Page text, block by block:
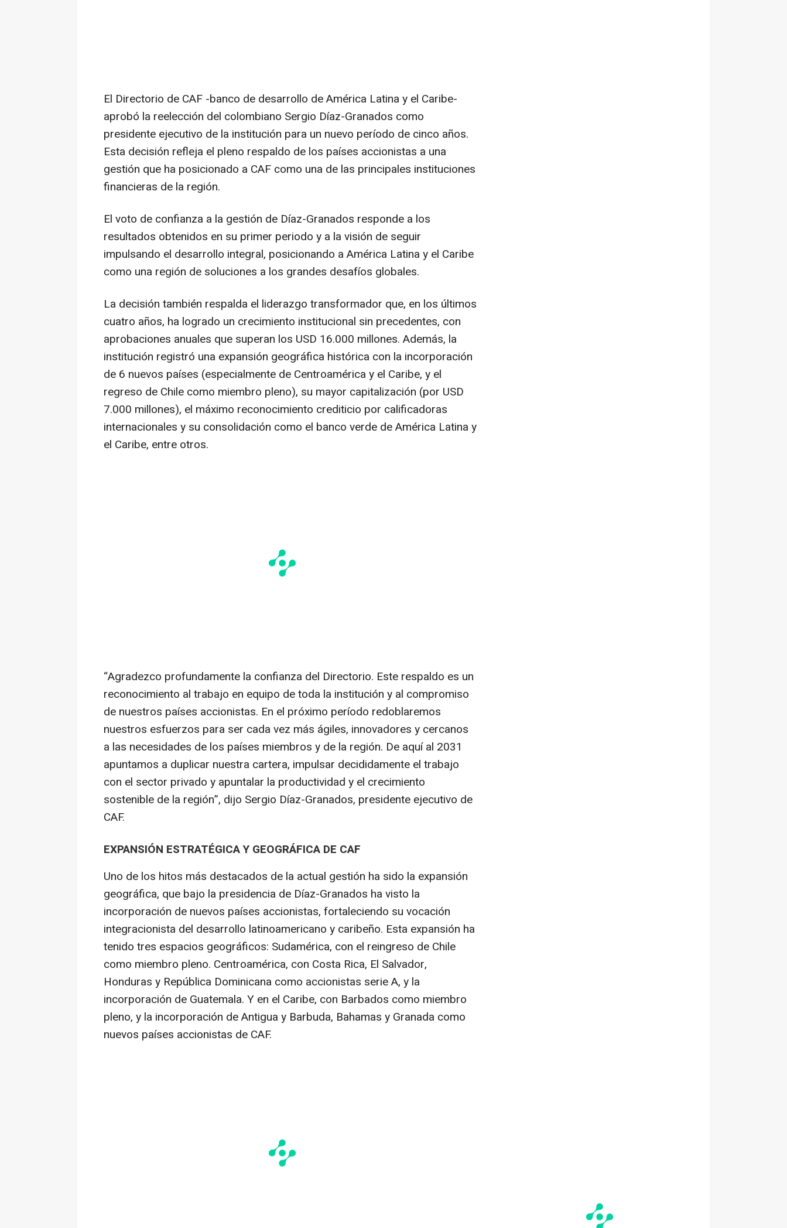
El Directorio de CAF -banco de desarrollo de América Latina y el Caribe-
aprobó la reelección del colombiano Sergio Díaz-Granados como
presidente ejecutivo de la institución para un nuevo período de cinco años.
Esta decisión refleja el pleno respaldo de los países accionistas a una
gestión que ha posicionado a CAF como una de las principales instituciones
financieras de la región.
El voto de confianza a la gestión de Díaz-Granados responde a los
resultados obtenidos en su primer periodo y a la visión de seguir
impulsando el desarrollo integral, posicionando a América Latina y el Caribe
como una región de soluciones a los grandes desafíos globales.
La decisión también respalda el liderazgo transformador que, en los últimos
cuatro años, ha logrado un crecimiento institucional sin precedentes, con
aprobaciones anuales que superan los USD 16.000 millones. Además, la
institución registró una expansión geográfica histórica con la incorporación
de 6 nuevos países (especialmente de Centroamérica y el Caribe, y el
regreso de Chile como miembro pleno), su mayor capitalización (por USD
7.000 millones), el máximo reconocimiento crediticio por calificadoras
internacionales y su consolidación como el banco verde de América Latina y
el Caribe, entre otros.
“Agradezco profundamente la confianza del Directorio. Este respaldo es un
reconocimiento al trabajo en equipo de toda la institución y al compromiso
de nuestros países accionistas. En el próximo período redoblaremos
nuestros esfuerzos para ser cada vez más ágiles, innovadores y cercanos
a las necesidades de los países miembros y de la región. De aquí al 2031
apuntamos a duplicar nuestra cartera, impulsar decididamente el trabajo
con el sector privado y apuntalar la productividad y el crecimiento
sostenible de la región”, dijo Sergio Díaz-Granados, presidente ejecutivo de
CAF.
EXPANSIÓN ESTRATÉGICA Y GEOGRÁFICA DE CAF
Uno de los hitos más destacados de la actual gestión ha sido la expansión
geográfica, que bajo la presidencia de Díaz-Granados ha visto la
incorporación de nuevos países accionistas, fortaleciendo su vocación
integracionista del desarrollo latinoamericano y caribeño. Esta expansión ha
tenido tres espacios geográficos: Sudamérica, con el reingreso de Chile
como miembro pleno. Centroamérica, con Costa Rica, El Salvador,
Honduras y República Dominicana como accionistas serie A, y la
incorporación de Guatemala. Y en el Caribe, con Barbados como miembro
pleno, y la incorporación de Antigua y Barbuda, Bahamas y Granada como
nuevos países accionistas de CAF.